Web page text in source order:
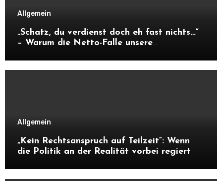
Allgemein
„Schatz, du verdienst doch eh fast nichts…“
– Warum die Netto-Falle unsere
Allgemein
„Kein Rechtsanspruch auf Teilzeit“: Wenn
die Politik an der Realität vorbei regiert